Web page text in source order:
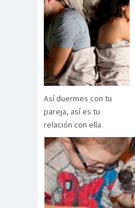
Así duermes con tu
pareja, así es tu
relación con ella.